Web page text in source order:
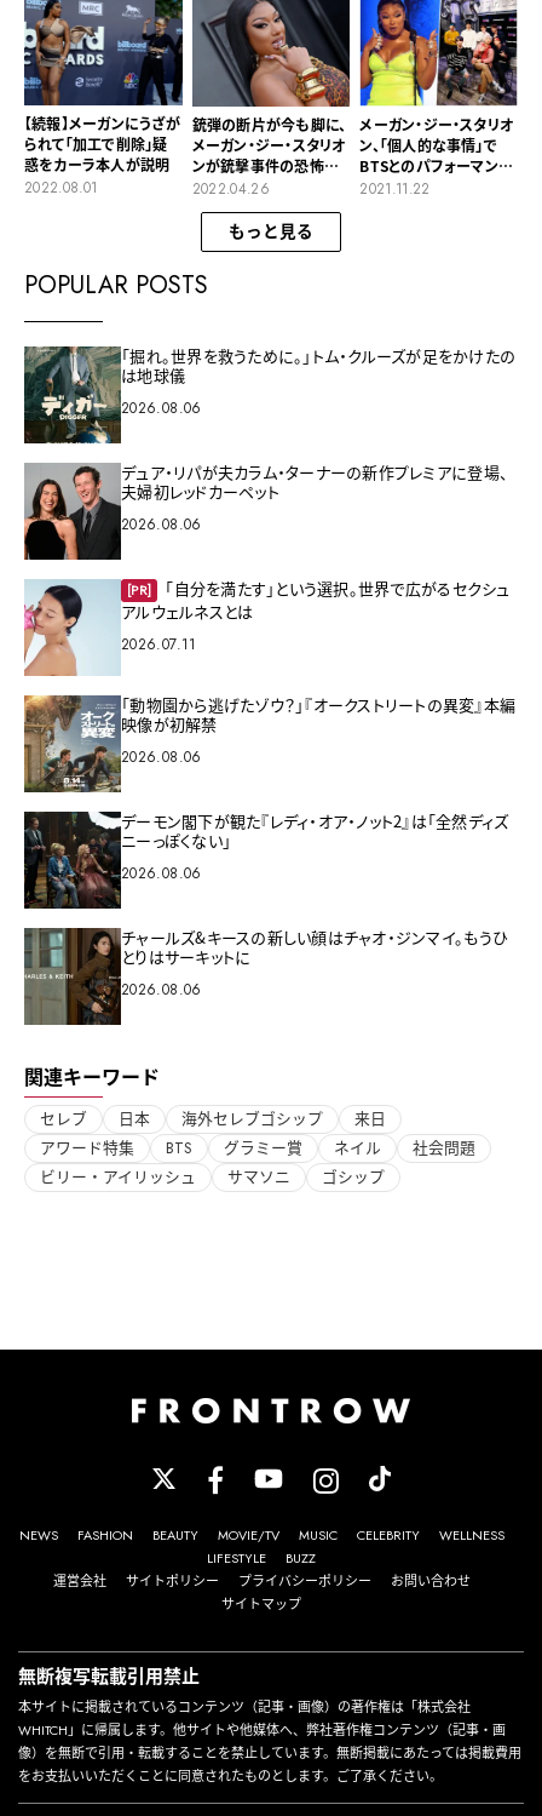
【続報】メーガンにうざが
られて「加工で削除」疑
惑をカーラ本人が説明
2022.08.01
銃弾の断片が今も脚に、
メーガン・ジー・スタリオ
ンが銃撃事件の恐怖を
振り返る
2022.04.26
メーガン・ジー・スタリオ
ン、「個人的な事情」で
BTSとのパフォーマンス
をドタキャン
2021.11.22
もっと見る
POPULAR POSTS
「掘れ。世界を救うために。」トム・クルーズが足をかけたの
は地球儀
2026.08.06
デュア・リパが夫カラム・ターナーの新作プレミアに登場、
夫婦初レッドカーペット
2026.08.06
[PR]
「自分を満たす」という選択。世界で広がるセクシュ
アルウェルネスとは
2026.07.11
「動物園から逃げたゾウ？」『オークストリートの異変』本編
映像が初解禁
2026.08.06
デーモン閣下が観た『レディ・オア・ノット2』は「全然ディズ
ニーっぽくない」
2026.08.06
チャールズ&キースの新しい顔はチャオ・ジンマイ。もうひ
とりはサーキットに
2026.08.06
関連キーワード
セレブ 日本 海外セレブゴシップ
来日
アワード特集
BTS グラミー賞 ネイル
社会問題
ビリー・アイリッシュ
サマソニ ゴシップ
NEWS FASHION BEAUTY MOVIE/TV MUSIC CELEBRITY
WELLNESS
LIFESTYLE
BUZZ
運営会社
サイトポリシー プライバシーポリシー
お問い合わせ
サイトマップ
無断複写転載引用禁止
本サイトに掲載されているコンテンツ（記事・画像）の著作権は「株式会社
WHITCH」に帰属します。他サイトや他媒体へ、弊社著作権コンテンツ（記事・画
像）を無断で引用・転載することを禁止しています。無断掲載にあたっては掲載費用
をお支払いいただくことに同意されたものとします。ご了承ください。